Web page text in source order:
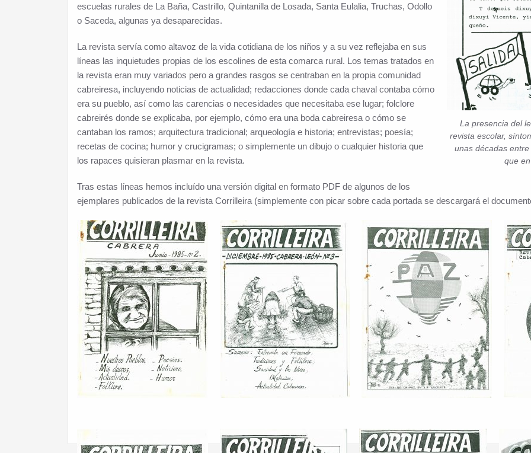
La presencia del
revista escolar,
unas décadas
que
escuelas rurales de La Baña, Castrillo, Quintanilla de Losada, Santa Eulalia, Truchas, Odollo
o Saceda, algunas ya desaparecidas.
La revista servía como altavoz de la vida cotidiana de los niños y a su vez reflejaba en sus
líneas las inquietudes propias de los escolines de esta comarca rural. Los temas tratados en
la revista eran muy variados pero a grandes rasgos se centraban en la propia comunidad
cabreiresa, incluyendo noticias de actualidad; redacciones donde cada chaval contaba cómo
era su pueblo, así como las carencias o necesidades que necesitaba ese lugar; folclore
cabreirés donde se explicaba, por ejemplo, cómo era una boda cabreiresa o cómo se
cantaban los ramos; arquitectura tradicional; arqueología e historia; entrevistas; poesía;
recetas de cocina; humor y crucigramas; o simplemente un dibujo o cualquier historia que
los rapaces quisieran plasmar en la revista.
Tras estas líneas hemos incluído una versión digital en formato PDF de algunos de los
ejemplares publicados de la revista Corrilleira (simplemente con picar sobre cada portada se descargará el